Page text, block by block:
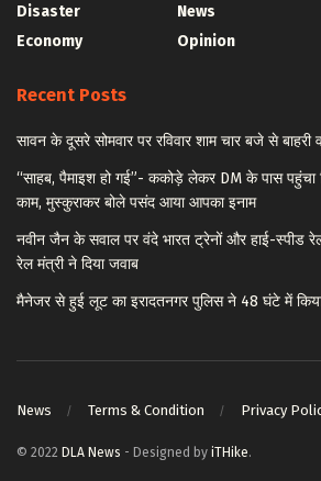
Disaster
Economy
News
Opinion
Recent Posts
सावन के दूसरे सोमवार पर रविवार शाम चार बजे से बाहरी
“साहब, पैमाइश हो गई”- ककोड़े लेकर DM के पास पहुंचा
काम, मुस्कुराकर बोले पसंद आया आपका इनाम
नवीन जैन के सवाल पर वंदे भारत ट्रेनों और हाई-स्पीड
रेल मंत्री ने दिया जवाब
मैनेजर से हुई लूट का इरादतनगर पुलिस ने 48 घंटे में
News Terms & Condition Privacy
© 2022 DLA News - Designed by iTHike.